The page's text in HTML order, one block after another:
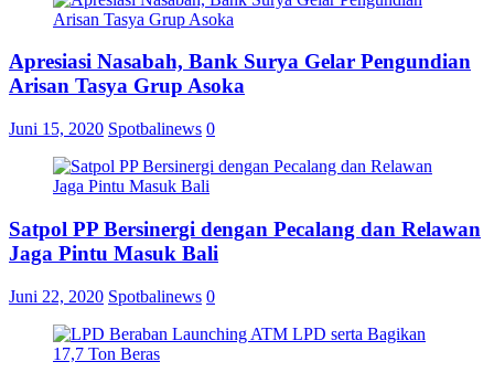
Apresiasi Nasabah, Bank Surya Gelar Pengundian
Arisan Tasya Grup Asoka
Juni 15, 2020 Spotbalinews 0
Satpol PP Bersinergi dengan Pecalang dan Relawan
Jaga Pintu Masuk Bali
Juni 22, 2020 Spotbalinews 0